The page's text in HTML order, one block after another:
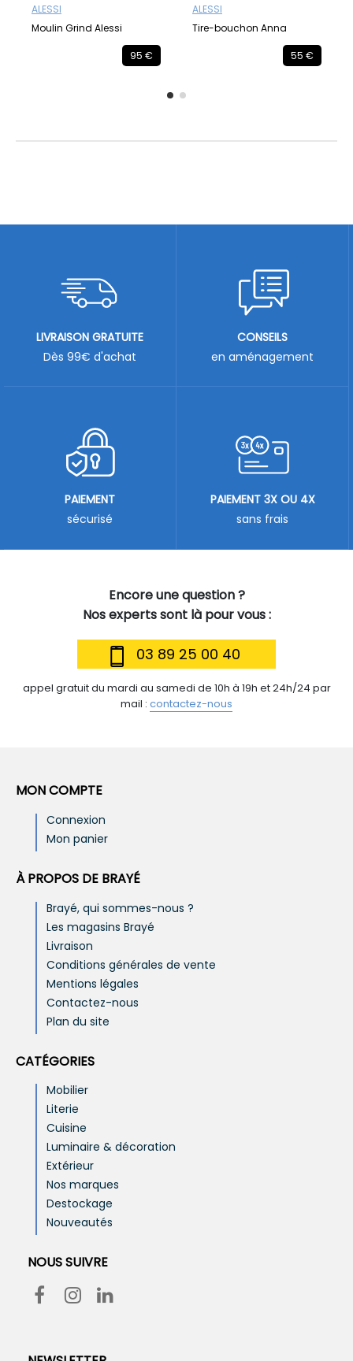
ALESSI
Moulin Grind Alessi
95 €
ALESSI
Tire-bouchon Anna
55 €
Encore une question ?
Nos experts sont là pour vous :
03 89 25 00 40
appel gratuit du mardi au samedi de 10h à 19h et 24h/24 par
mail : contactez-nous
LIVRAISON GRATUITE
Dès 99€ d'achat
CONSEILS
en aménagement
PAIEMENT
sécurisé
PAIEMENT 3X OU 4X
sans frais
MON COMPTE
Connexion
Mon panier
À PROPOS DE BRAYÉ
Brayé, qui sommes-nous ?
Les magasins Brayé
Livraison
Conditions générales de vente
Mentions légales
Contactez-nous
Plan du site
CATÉGORIES
Mobilier
Literie
Cuisine
Luminaire & décoration
Extérieur
Nos marques
Destockage
Nouveautés
NOUS SUIVRE